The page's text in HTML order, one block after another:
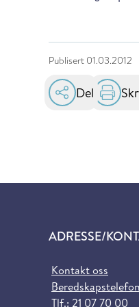
Publisert 01.03.2012
Del
ADRESSE/
Kontakt oss
Tlf.: 21 07 70 00